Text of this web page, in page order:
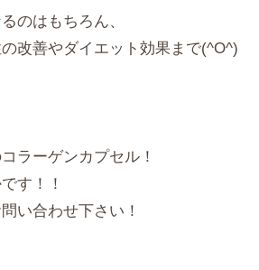
のはもちろん、
改善やダイエット効果まで(^O^)
ラーゲンカプセル！
す！！
い合わせ下さい！